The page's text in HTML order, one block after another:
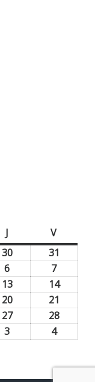
J Vviernes
3030
2026
31
2026
6
agosto,
2026
77
agosto,
2026
1313
agosto,
2026
1414
2026
2020
agosto,
21
agosto,
2727
2828
3 44